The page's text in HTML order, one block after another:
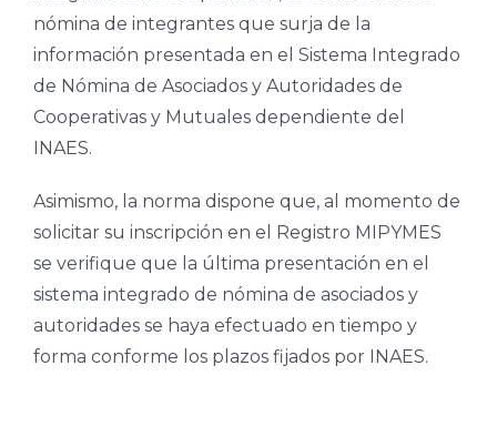
nómina de integrantes que surja de la
información presentada en el Sistema Integrado
de Nómina de Asociados y Autoridades de
Cooperativas y Mutuales dependiente del
INAES.
Asimismo, la norma dispone que, al momento de
solicitar su inscripción en el Registro MIPYMES
se verifique que la última presentación en el
sistema integrado de nómina de asociados y
autoridades se haya efectuado en tiempo y
forma conforme los plazos fijados por INAES.